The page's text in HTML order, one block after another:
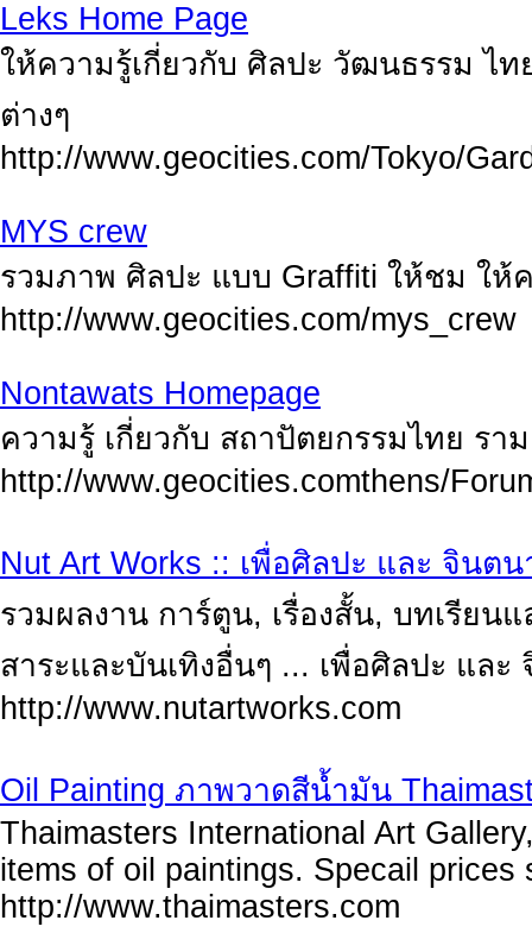
Leks Home Page
ให้ความรู้เกี่ยวกับ ศิลปะ วัฒนธรรม ไ
ต่างๆ
http://www.geocities.com/Tokyo/
MYS crew
รวมภาพ ศิลปะ แบบ Graffiti ให้ชม ให้
http://www.geocities.com/mys_crew
Nontawats Homepage
ความรู้ เกี่ยวกับ สถาปัตยกรรมไทย รา
http://www.geocities.comthens/
Nut Art Works :: เพื่อศิลปะ และ จินตน
รวมผลงาน การ์ตูน, เรื่องสั้น, บทเรีย
สาระและบันเทิงอื่นๆ ... เพื่อศิลปะ และ
http://www.nutartworks.com
Oil Painting ภาพวาดสีน้ำมัน
Thaimasters International Art
items of oil paintings. Specail
http://www.thaimasters.com